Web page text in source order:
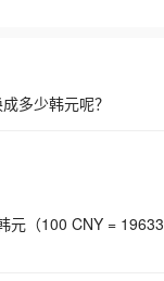
多少韩元呢？
元（100 CNY = 19633